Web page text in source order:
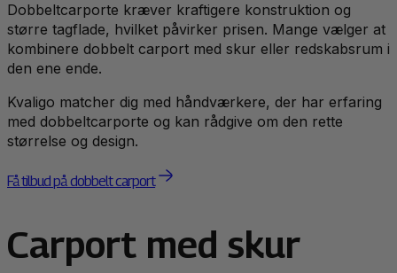
Dobbeltcarporte kræver kraftigere konstruktion og
større tagflade, hvilket påvirker prisen. Mange vælger at
kombinere dobbelt carport med skur eller redskabsrum i
den ene ende.
Kvaligo matcher dig med håndværkere, der har erfaring
med dobbeltcarporte og kan rådgive om den rette
størrelse og design.
Få tilbud på dobbelt carport
Carport med skur